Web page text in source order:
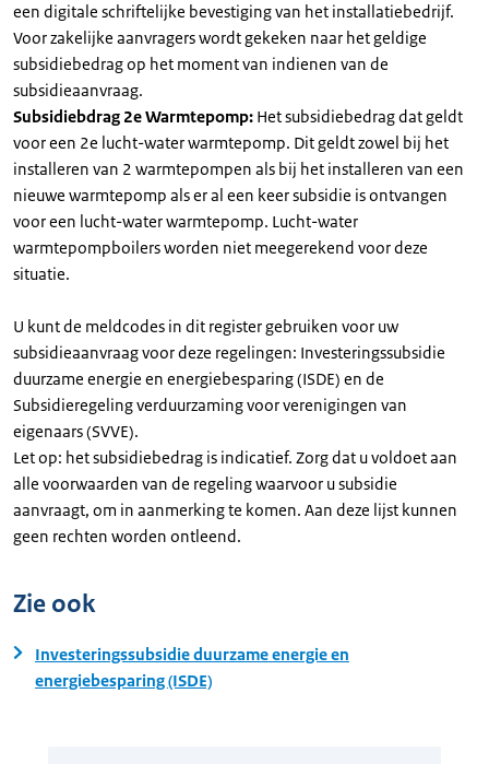
een digitale schriftelijke bevestiging van het installatiebedrijf.
Voor zakelijke aanvragers wordt gekeken naar het geldige
subsidiebedrag op het moment van indienen van de
subsidieaanvraag.
Subsidiebdrag 2e Warmtepomp: Het subsidiebedrag dat geldt
voor een 2e lucht-water warmtepomp. Dit geldt zowel bij het
installeren van 2 warmtepompen als bij het installeren van een
nieuwe warmtepomp als er al een keer subsidie is ontvangen
voor een lucht-water warmtepomp. Lucht-water
warmtepompboilers worden niet meegerekend voor deze
situatie.
U kunt de meldcodes in dit register gebruiken voor uw
subsidieaanvraag voor deze regelingen: Investeringssubsidie
duurzame energie en energiebesparing (ISDE) en de
Subsidieregeling verduurzaming voor verenigingen van
eigenaars (SVVE).
Let op: het subsidiebedrag is indicatief. Zorg dat u voldoet aan
alle voorwaarden van de regeling waarvoor u subsidie
aanvraagt, om in aanmerking te komen. Aan deze lijst kunnen
geen rechten worden ontleend.
Zie ook
Investeringssubsidie duurzame energie en
energiebesparing (ISDE)